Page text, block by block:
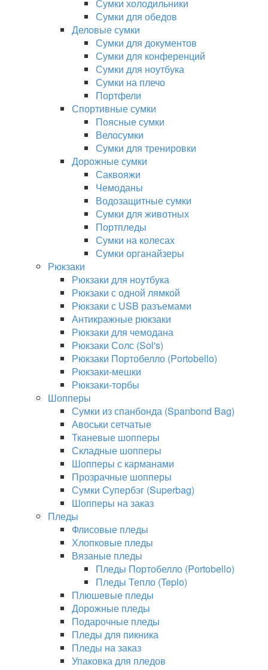
Сумки холодильники
Сумки для обедов
Деловые сумки
Сумки для документов
Сумки для конференций
Сумки для ноутбука
Сумки на плечо
Портфели
Спортивные сумки
Поясные сумки
Велосумки
Сумки для тренировки
Дорожные сумки
Саквояжи
Чемоданы
Водозащитные сумки
Сумки для животных
Портпледы
Сумки на колесах
Сумки органайзеры
Рюкзаки
Рюкзаки для ноутбука
Рюкзаки с одной лямкой
Рюкзаки с USB разъемами
Антикражные рюкзаки
Рюкзаки для чемодана
Рюкзаки Солс (Sol's)
Рюкзаки Портобелло (Portobello)
Рюкзаки-мешки
Рюкзаки-торбы
Шопперы
Сумки из спанбонда (Spanbond Bag)
Авоськи сетчатые
Тканевые шопперы
Складные шопперы
Шопперы с карманами
Прозрачные шопперы
Сумки Супербэг (Superbag)
Шопперы на заказ
Пледы
Флисовые пледы
Хлопковые пледы
Вязаные пледы
Пледы Портобелло (Portobello)
Пледы Тепло (Teplo)
Плюшевые пледы
Дорожные пледы
Подарочные пледы
Пледы для пикника
Пледы на заказ
Упаковка для пледов